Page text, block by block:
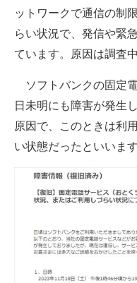
製造業のIT導入・活用を
モノづくり技術者専門サ
エレクトロニクス専門サ
電子設計の基本と応用
エネルギーの専門メディア
建設×テクノロジーの最前線
ちょっと気になるネット
ットワークで通信の制
らい状況で、発信や緊
ています。原因は調査
ソフトバンクの固定
日未明にも障害が発生
原因で、このときは利
い状態だったといいます